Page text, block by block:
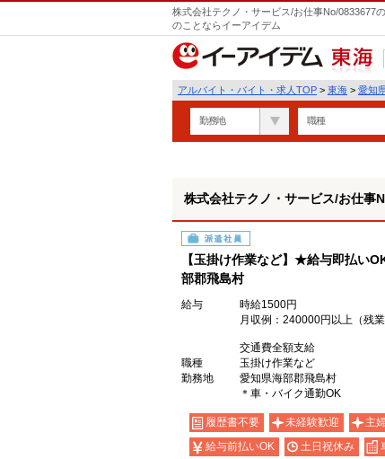
株式会社テクノ・サービス/お仕事No/0833677
のことならイーアイデム
東海
アルバイト・バイト・求人TOP > 東海 > 愛知
勤務地 職種
株式会社テクノ・サービス/お仕事
派遣社員
【玉掛け作業など】★給与即払い
部郡飛島村
給与
時給1500円
月収例：240000円以上（残
交通費全額支給
職種
玉掛け作業など
勤務地
愛知県海部郡飛島村
＊車・バイク通勤OK
履歴書不要 未経験歓迎 主
給与前払いOK
土日祝休み